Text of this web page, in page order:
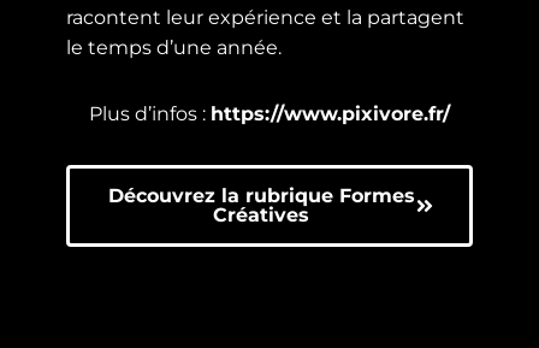
racontent leur expérience et la partagent
le temps d’une année.
Plus d’infos : https://www.pixivore.fr/
Découvrez la rubrique Formes
Créatives